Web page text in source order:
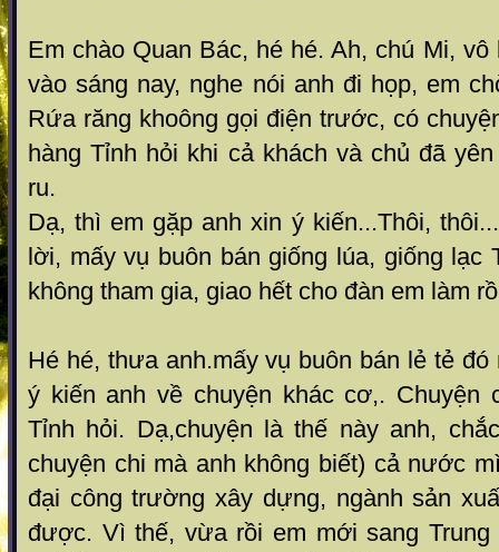
Em chào Quan Bác, hé hé. Ah, chú Mi,
vào sáng nay, nghe nói anh đi họp, em
Rứa răng khoông gọi điện trước, có
hàng Tỉnh hỏi khi cả khách và chủ đã
ru.
Dạ, thì em gặp anh xin ý kiến...Thôi,
lời, mấy vụ buôn bán giống lúa, giống lạc
không tham gia, giao hết cho đàn em làm
Hé hé, thưa anh.mấy vụ buôn bán lẻ tẻ
ý kiến anh về chuyện khác cơ,. Chuyện
Tỉnh hỏi. Dạ,chuyện là thế này anh,
chuyện chi mà anh không biết) cả nước
đại công trường xây dựng, ngành sản
được. Vì thế, vừa rồi em mới sang Trung